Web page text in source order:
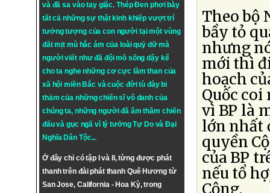
và đã sa vào tay giặc. Thép Đen phơi bày
tất cả những sự thật kinh khiếp vượt trí
tưởng tượng của con người tại một vùng
đất mịt mù hắc ám của loài quỷ dữ mà
người viết như đã đội mồ sống dậy kể
cho ta nghe những cơ cực lầm than của
xã hội miền Bắc và cuộc đời tù đày bi
thảm của những chiến sĩ vô danh của
chúng ta, những người đã âm thầm chiến
đấu và gục ngã vì lý tưởngTự DovàĐại
Nghĩa Dân Tộc...
Ở đây chỉ có tập I và II, từng được phát
thanh trên đài phát thanh Quê Hương từ
San Jose, California - Hoa Kỳ, trong
Theo bộ
bầy tỏ
nhưng
mới thì
hoạch
Quốc
vì BP là
lớn nhất
quyền
của BP
nếu tổ
Cộng.